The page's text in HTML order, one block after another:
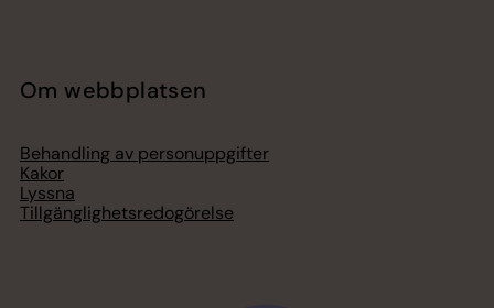
Om webbplatsen
Behandling av personuppgifter
Kakor
Lyssna
Tillgänglighetsredogörelse